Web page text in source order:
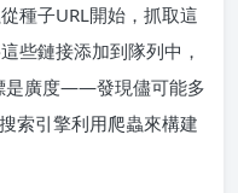
種子URL開始，抓取這
些鏈接添加到隊列中，
是廣度——發現儘可能多
索引擎利用爬蟲來構建